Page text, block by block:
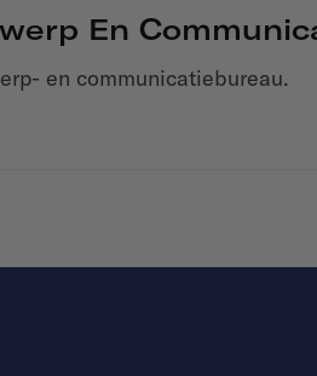
En
en communicatiebureau.